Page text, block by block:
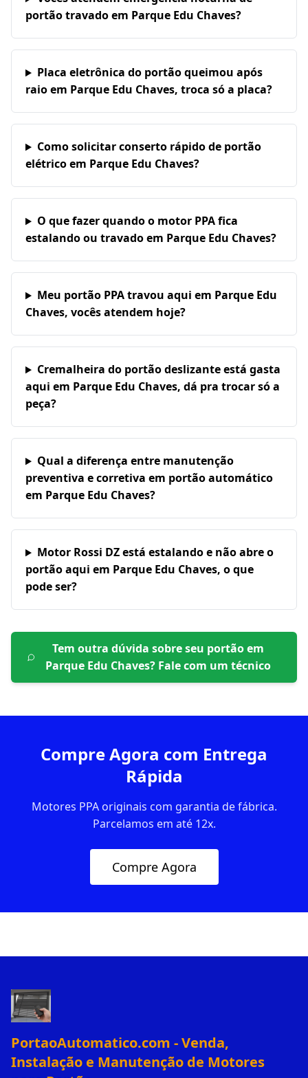
portão travado em Parque Edu Chaves?
Placa eletrônica do portão queimou após
raio em Parque Edu Chaves, troca só a placa?
Como solicitar conserto rápido de portão
elétrico em Parque Edu Chaves?
O que fazer quando o motor PPA fica
estalando ou travado em Parque Edu Chaves?
Meu portão PPA travou aqui em Parque Edu
Chaves, vocês atendem hoje?
Cremalheira do portão deslizante está gasta
aqui em Parque Edu Chaves, dá pra trocar só a
peça?
Qual a diferença entre manutenção
preventiva e corretiva em portão automático
em Parque Edu Chaves?
Motor Rossi DZ está estalando e não abre o
portão aqui em Parque Edu Chaves, o que
pode ser?
Tem outra dúvida sobre seu portão em
Parque Edu Chaves? Fale com um técnico
Compre Agora com Entrega
Rápida
Motores PPA originais com garantia de fábrica.
Parcelamos em até 12x.
Compre Agora
PortaoAutomatico.com - Venda,
Instalação e Manutenção de Motores